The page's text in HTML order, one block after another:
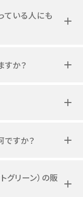
ている人にも
か？
すか？
グリーン）の販